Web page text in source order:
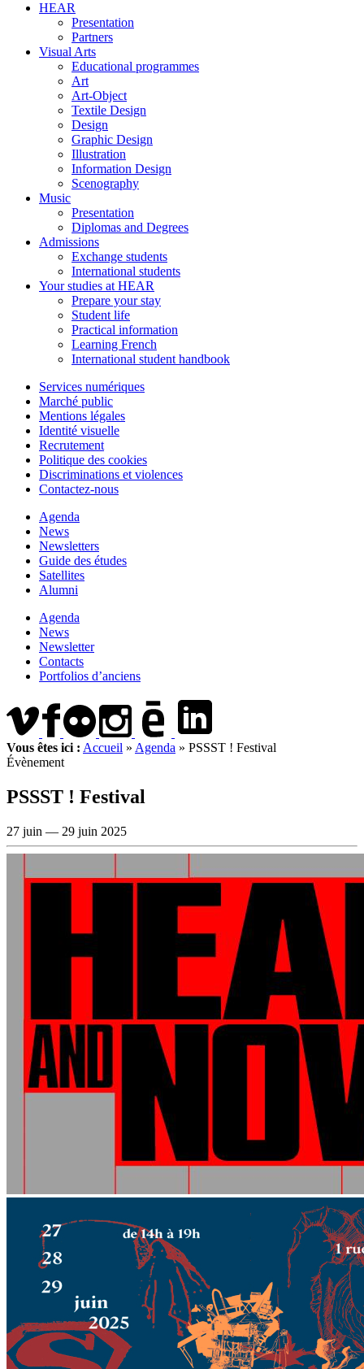
HEAR
Presentation
Partners
Visual Arts
Educational programmes
Art
Art-Object
Textile Design
Design
Graphic Design
Illustration
Information Design
Scenography
Music
Presentation
Diplomas and Degrees
Admissions
Exchange students
International students
Your studies at HEAR
Prepare your stay
Student life
Practical information
Learning French
International student handbook
Services numériques
Marché public
Mentions légales
Identité visuelle
Recrutement
Politique des cookies
Discriminations et violences
Contactez-nous
Agenda
News
Newsletters
Guide des études
Satellites
Alumni
Agenda
News
Newsletter
Contacts
Portfolios d’anciens
Vous êtes ici : Accueil » Agenda » PSSST ! Festival
Évènement
PSSST ! Festival
27 juin — 29 juin 2025